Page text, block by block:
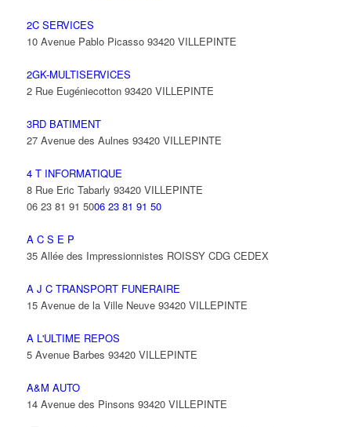
2C SERVICES
10 Avenue Pablo Picasso 93420 VILLEPINTE
2GK-MULTISERVICES
2 Rue Eugéniecotton 93420 VILLEPINTE
3RD BATIMENT
27 Avenue des Aulnes 93420 VILLEPINTE
4 T INFORMATIQUE
8 Rue Eric Tabarly 93420 VILLEPINTE
06 23 81 91 5006 23 81 91 50
A C S E P
35 Allée des Impressionnistes ROISSY CDG CEDEX
A J C TRANSPORT FUNERAIRE
15 Avenue de la Ville Neuve 93420 VILLEPINTE
A L'ULTIME REPOS
5 Avenue Barbes 93420 VILLEPINTE
A&M AUTO
14 Avenue des Pinsons 93420 VILLEPINTE